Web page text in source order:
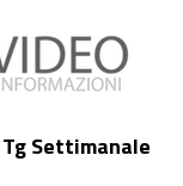
Tg Settimanale